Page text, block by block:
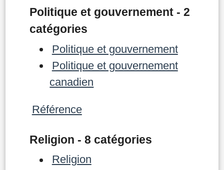
Politique et gouvernement - 2
catégories
Politique et gouvernement
Politique et gouvernement
canadien
Référence
Religion - 8 catégories
Religion